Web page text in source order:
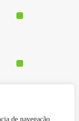
de navegação,